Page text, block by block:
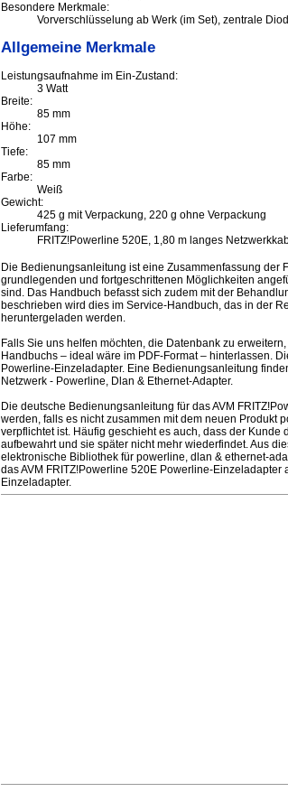
Besondere Merkmale:
Vorverschlüsselung ab Werk (im Set), zentrale
Allgemeine Merkmale
Leistungsaufnahme im Ein-Zustand:
3 Watt
Breite:
85 mm
Höhe:
107 mm
Tiefe:
85 mm
Farbe:
Weiß
Gewicht:
425 g mit Verpackung, 220 g ohne Verpackung
Lieferumfang:
FRITZ!Powerline 520E, 1,80 m langes
Die Bedienungsanleitung ist eine Zusammenfassung der
grundlegenden und fortgeschrittenen Möglichkeiten
sind. Das Handbuch befasst sich zudem mit der
beschrieben wird dies im Service-Handbuch, das in der
heruntergeladen werden.
Falls Sie uns helfen möchten, die Datenbank zu
Handbuchs – ideal wäre im PDF-Format – hinterlassen.
Powerline-Einzeladapter. Eine Bedienungsanleitung
Netzwerk - Powerline, Dlan & Ethernet-Adapter.
Die deutsche Bedienungsanleitung für das AVM
werden, falls es nicht zusammen mit dem neuen Produkt
verpflichtet ist. Häufig geschieht es auch, dass der
aufbewahrt und sie später nicht mehr wiederfindet. Aus
elektronische Bibliothek für powerline, dlan & ethernet-
das AVM FRITZ!Powerline 520E Powerline-
Einzeladapter.